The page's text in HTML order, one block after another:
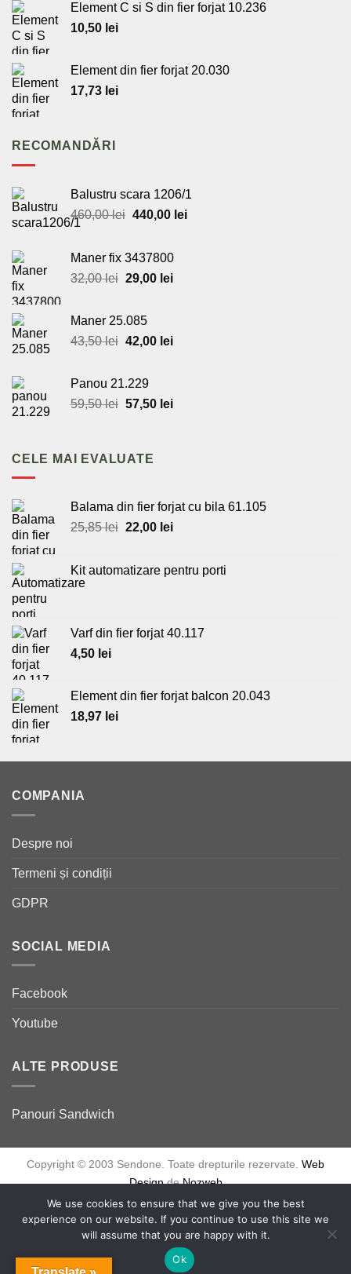
Element C si S din fier forjat 10.236
10,50 lei
Element din fier forjat 20.030
17,73 lei
RECOMANDĂRI
Balustru scara 1206/1
460,00lei Prețul
fost:
460,00 lei.
440,00 leiPrețul
Maner fix 3437800
32,00lei Prețul
fost:
32,00 lei.
29,00 leiPrețul
Maner 25.085
43,50lei Prețul
fost:
43,50 lei.
42,00 leiPrețul
Panou 21.229
59,50lei Prețul
fost:
57,50 leiPrețul
CELE MAI EVALUATE
Balama din fier forjat cu bila 61.105
25,85lei Prețul
fost:
22,00 leiPrețul
22,00 lei.
Kit automatizare pentru porti
Varf din fier forjat 40.117
4,50 lei
Element din fier forjat balcon 20.043
18,97 lei
COMPANIA
Despre noi
Termeni și condiții
GDPR
SOCIAL MEDIA
Facebook
Youtube
ALTE PRODUSE
Panouri Sandwich
Copyright © 2003 Sendone. Toate drepturile rezervate. Web
DesigndeNozweb
We use cookies to ensure that we give you the best
experience on our website. If you continue to use this site we
will assume that you are happy with it.
Ok